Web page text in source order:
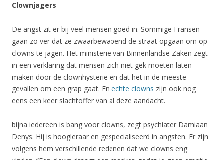
Clownjagers
De angst zit er bij veel mensen goed in. Sommige Fransen
gaan zo ver dat ze zwaarbewapend de straat opgaan om op
clowns te jagen. Het ministerie van Binnenlandse Zaken zegt
in een verklaring dat mensen zich niet gek moeten laten
maken door de clownhysterie en dat het in de meeste
gevallen om een grap gaat. En echte clowns zijn ook nog
eens een keer slachtoffer van al deze aandacht.
bijna iedereen is bang voor clowns, zegt psychiater Damiaan
Denys. Hij is hoogleraar en gespecialiseerd in angsten. Er zijn
volgens hem verschillende redenen dat we clowns eng